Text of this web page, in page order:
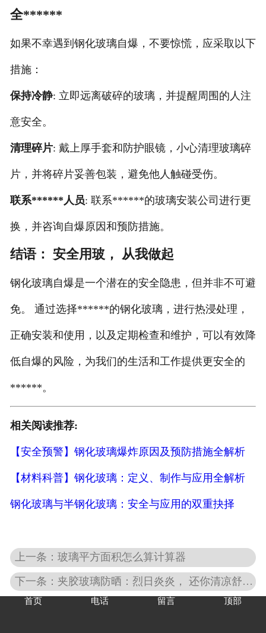
全******
如果不幸遇到钢化玻璃自爆，不要惊慌，应采取以下
措施：
保持冷静: 立即远离破碎的玻璃，并提醒周围的人注
意安全。
清理碎片: 戴上厚手套和防护眼镜，小心清理玻璃碎
片，并将碎片妥善包装，避免他人触碰受伤。
联系******人员: 联系******的玻璃安装公司进行更
换，并咨询自爆原因和预防措施。
结语： 安全用玻， 从我做起
钢化玻璃自爆是一个潜在的安全隐患，但并非不可避
免。 通过选择******的钢化玻璃，进行热浸处理，
正确安装和使用，以及定期检查和维护，可以有效降
低自爆的风险，为我们的生活和工作提供更安全的
******。
相关阅读推荐:
【安全预警】钢化玻璃爆炸原因及预防措施全解析
【材料科普】钢化玻璃：定义、制作与应用全解析
钢化玻璃与半钢化玻璃：安全与应用的双重抉择
上一条：玻璃平方面积怎么算计算器
下一条：夹胶玻璃防晒：烈日炎炎， 还你清凉舒适空间！
首页 电话 留言 顶部